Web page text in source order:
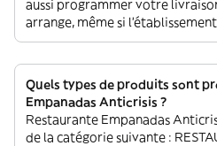
aussi programmer votre
arrange, même si
Quels types de produits sont
Empanadas Anticrisis ?
Restaurante Empanadas
de la catégorie suivante :